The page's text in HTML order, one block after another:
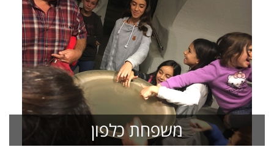
משפחת כלפון